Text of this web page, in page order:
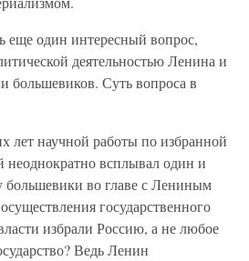
еще один интересный вопрос,
деятельностью Ленина и
большевиков. Суть вопроса в
лет научной работы по избранной
неоднократно всплывал один и
большевики во главе с Лениным
государственного
избрали Россию, а не любое
Ведь Ленин